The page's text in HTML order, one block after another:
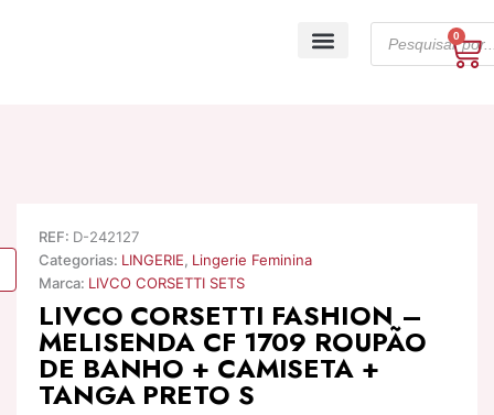
search
0
REF: D-242127
Categorias: LINGERIE, Lingerie Feminina
Marca: LIVCO CORSETTI SETS
LIVCO CORSETTI FASHION –
MELISENDA CF 1709 ROUPÃO
DE BANHO + CAMISETA +
TANGA PRETO S